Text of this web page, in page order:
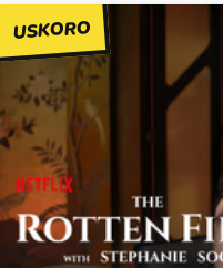
USKORO